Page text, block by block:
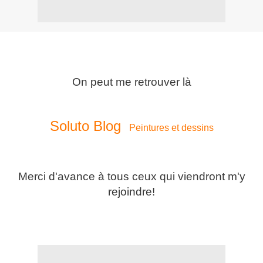
On peut me retrouver là
Soluto Blog Peintures et dessins
Merci d'avance à tous ceux qui viendront m'y
rejoindre!